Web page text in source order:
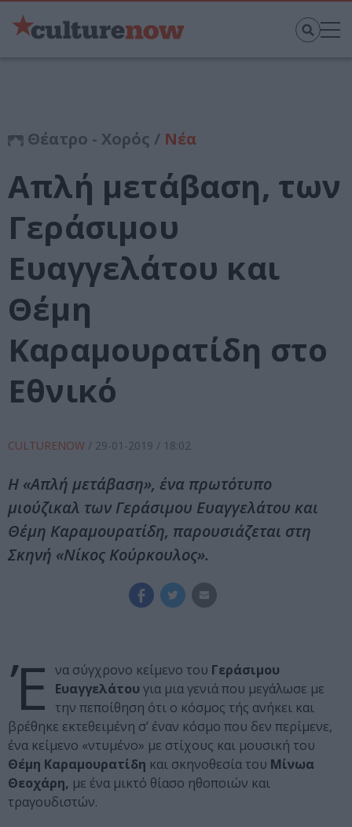
Θέατρο - Χορός / Νέα
Απλή μετάβαση, των
Γεράσιμου
Ευαγγελάτου και
Θέμη
Καραμουρατίδη στο
Εθνικό
CULTURENOW / 29-01-2019 / 18:02
Η «Απλή μετάβαση», ένα πρωτότυπο
μιούζικαλ των Γεράσιμου Ευαγγελάτου και
Θέμη Καραμουρατίδη, παρουσιάζεται στη
Σκηνή «Νίκος Κούρκουλος».
Έ να σύγχρονο κείμενο του Γεράσιμου
Ευαγγελάτου για μια γενιά που μεγάλωσε με
την πεποίθηση ότι ο κόσμος τής ανήκει και
βρέθηκε εκτεθειμένη σ’ έναν κόσμο που δεν περίμενε,
ένα κείμενο «ντυμένο» με στίχους και μουσική του
Θέμη Καραμουρατίδη και σκηνοθεσία του Μίνωα
Θεοχάρη, με ένα μικτό θίασο ηθοποιών και
τραγουδιστών.